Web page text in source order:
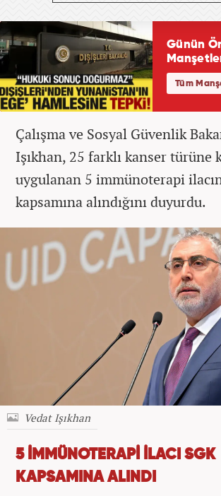
Çalışma ve Sosyal Güvenlik
Işıkhan, 25 farklı kanser türüne
uygulanan 5 immünoterapi
kapsamına alındığını duyurdu.
Vedat Işıkhan
5 İMMÜNOTERAPİ İLACI SGK
KAPSAMINA ALINDI